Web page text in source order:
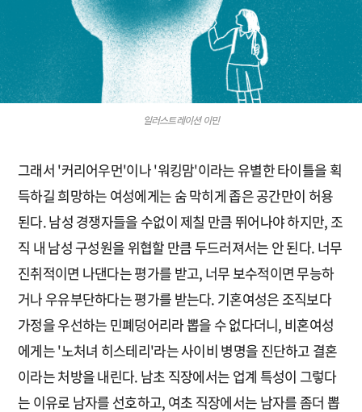
일러스트레이션 이민
그래서 '커리어우먼'이나 '워킹맘'이라는 유별한 타이틀을 획
득하길 희망하는 여성에게는 숨 막히게 좁은 공간만이 허용
된다. 남성 경쟁자들을 수없이 제칠 만큼 뛰어나야 하지만, 조
직 내 남성 구성원을 위협할 만큼 두드러져서는 안 된다. 너무
진취적이면 나댄다는 평가를 받고, 너무 보수적이면 무능하
거나 우유부단하다는 평가를 받는다. 기혼여성은 조직보다
가정을 우선하는 민폐덩어리라 뽑을 수 없다더니, 비혼여성
에게는 '노처녀 히스테리'라는 사이비 병명을 진단하고 결혼
이라는 처방을 내린다. 남초 직장에서는 업계 특성이 그렇다
는 이유로 남자를 선호하고, 여초 직장에서는 남자를 좀더 뽑